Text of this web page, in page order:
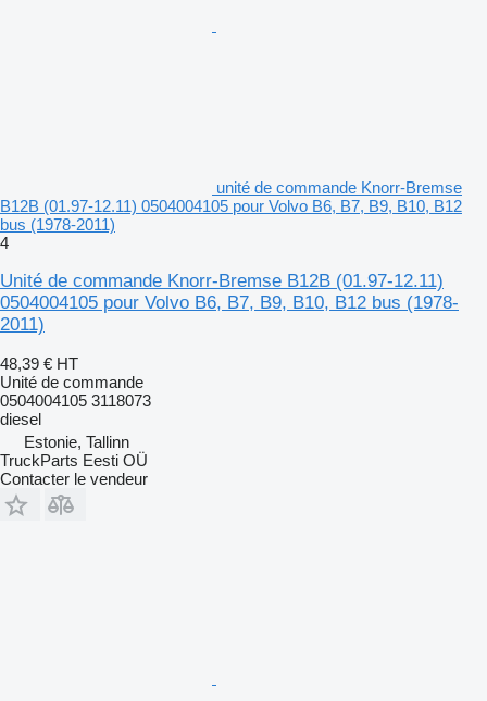
unité de commande Knorr-Bremse
B12B (01.97-12.11) 0504004105 pour Volvo B6, B7, B9, B10, B12
bus (1978-2011)
4
Unité de commande Knorr-Bremse B12B (01.97-12.11)
0504004105 pour Volvo B6, B7, B9, B10, B12 bus (1978-
2011)
48,39 € HT
Unité de commande
0504004105 3118073
diesel
Estonie, Tallinn
TruckParts Eesti OÜ
Contacter le vendeur